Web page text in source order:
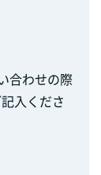
合わせの際
記入くださ